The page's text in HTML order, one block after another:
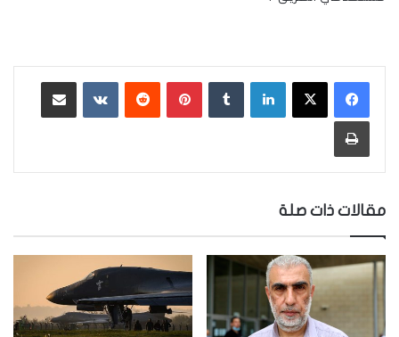
لينكدإن بينتيريست ‏VKontakte
طباعة
مقالات ذات صلة